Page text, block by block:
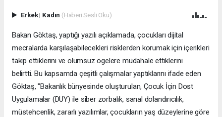
Erkek| Kadın (Haberi Sesli Oku)
Bakan Göktaş, yaptığı yazılı açıklamada, çocukları dijital
mecralarda karşılaşabilecekleri risklerden korumak için içerikleri
takip ettiklerini ve olumsuz ögelere müdahale ettiklerini
belirtti. Bu kapsamda çeşitli çalışmalar yaptıklarını ifade eden
Göktaş, "Bakanlık bünyesinde oluşturulan, Çocuk İçin Dost
Uygulamalar (DUY) ile siber zorbalık, sanal dolandırıcılık,
müstehcenlik, zararlı yazılımlar, çocukların yaş düzeylerine göre